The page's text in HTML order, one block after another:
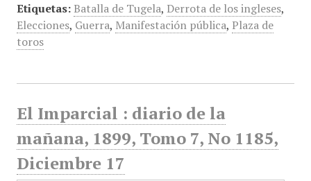
Etiquetas: Batalla de Tugela, Derrota de los ingleses,
Elecciones, Guerra, Manifestación pública, Plaza de
toros
El Imparcial : diario de la
mañana, 1899, Tomo 7, No 1185,
Diciembre 17